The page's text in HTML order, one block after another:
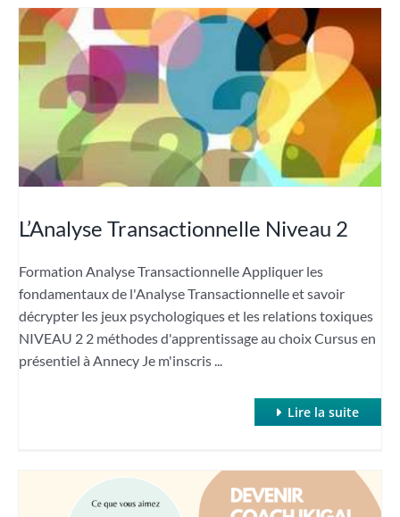
L’Analyse Transactionnelle Niveau 2
Formation Analyse Transactionnelle Appliquer les
fondamentaux de l'Analyse Transactionnelle et savoir
décrypter les jeux psychologiques et les relations toxiques
NIVEAU 2 2 méthodes d'apprentissage au choix Cursus en
présentiel à Annecy Je m'inscris ...
Lire la suite